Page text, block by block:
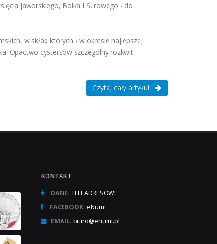
jaworskiego, Bolka I Surowego - do
w skład których - w okresie najlepszej
Opactwo cystersów szczególny rozkwit
Czytaj cały artykuł
KONTAKT
DANE: TELEADRESOWE
FACEBOOK: eNumi
EMAIL: biuro@enumi.pl